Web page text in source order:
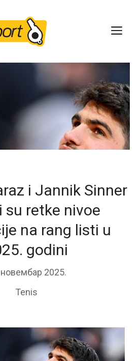
i Jannik Sinner
su retke nivoe
na rang listi u
godini
2025.
Tenis